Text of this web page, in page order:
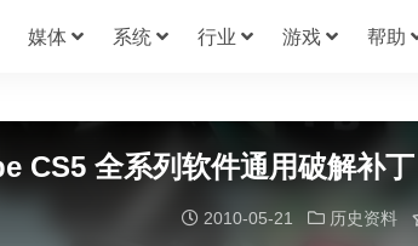
媒体 系统 行业 游戏 帮助
CS5 全系列软件通用破解补丁
2010-05-21 历史资料